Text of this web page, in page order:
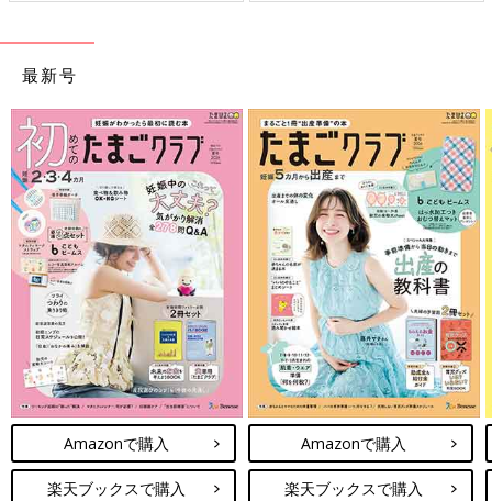
最新号
Amazonで購入
楽天ブックスで購入
Amazonで購入
楽天ブックスで購入